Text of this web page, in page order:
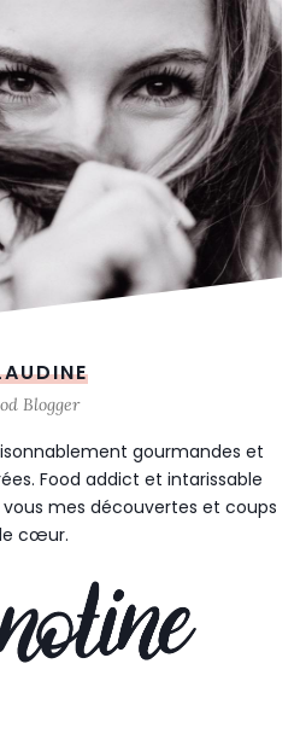
Blogger
gourmandes et
Food addict et intarissable
mes découvertes et coups
cœur.